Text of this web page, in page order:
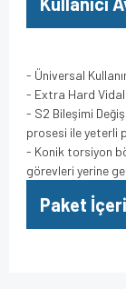
- Üniversal
- Extra Hard
- S2 Bileşimi
prosesi ile yeterli
- Konik torsiyon
görevleri yerine
Paket